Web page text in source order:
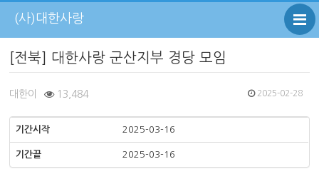
(사)대한사랑
[전북] 대한사랑 군산지부 경당 모임
대한이 13,484 2025-02-28
기간시작 2025-03-16
기간끝 2025-03-16